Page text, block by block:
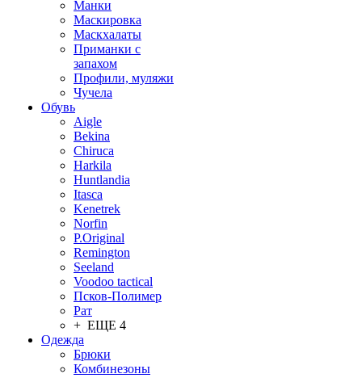
Манки
Маскировка
Маскхалаты
Приманки с
запахом
Профили, муляжи
Чучела
Обувь
Aigle
Bekina
Chiruсa
Harkila
Huntlandia
Itasca
Kenetrek
Norfin
P.Original
Remington
Seeland
Voodoo tactical
Псков-Полимер
Рат
+ ЕЩЕ 4
Одежда
Брюки
Комбинезоны